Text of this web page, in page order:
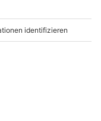
54,90 €